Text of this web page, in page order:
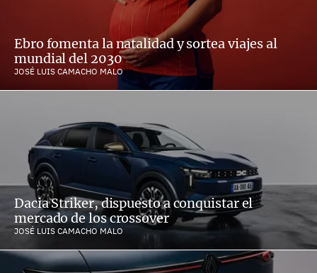
Ebro fomenta la natalidad y sortea viajes al
mundial del 2030
JOSÉ LUIS CAMACHO MALO
Dacia Striker, dispuesto a conquistar el
mercado de los crossover
JOSÉ LUIS CAMACHO MALO